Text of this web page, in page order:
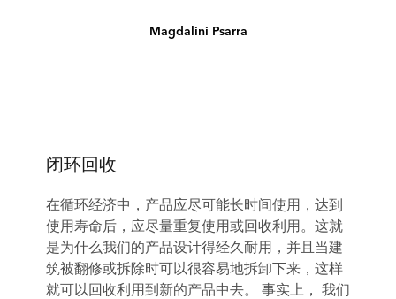
Magdalini Psarra
闭环回收
在循环经济中，产品应尽可能长时间使用，达到
使用寿命后，应尽量重复使用或回收利用。这就
是为什么我们的产品设计得经久耐用，并且当建
筑被翻修或拆除时可以很容易地拆卸下来，这样
就可以回收利用到新的产品中去。 事实上， 我们